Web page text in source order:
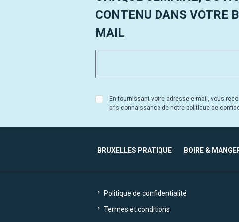
CONTENU DANS VOTRE
MAIL
En fournissant votre adresse e-mail, vous
pris connaissance de notre politique de
BRUXELLES PRATIQUE BOIRE &
Politique de confidentialité
Termes et conditions